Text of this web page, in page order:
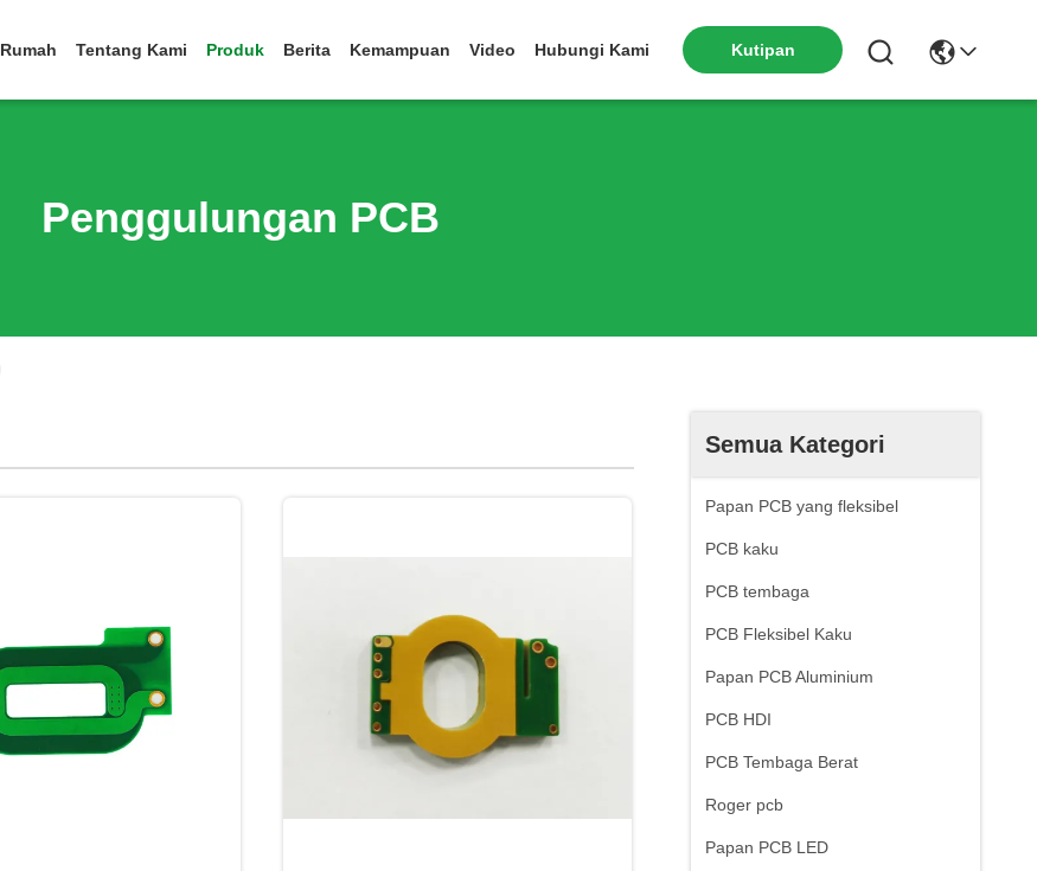
Rumah Tentang Kami Produk Berita Kemampuan Video Hubungi Kami Kutipan
Penggulungan PCB
Semua Kategori
Papan PCB yang fleksibel
PCB kaku
PCB tembaga
PCB Fleksibel Kaku
Papan PCB Aluminium
PCB HDI
PCB Tembaga Berat
Roger pcb
Papan PCB LED